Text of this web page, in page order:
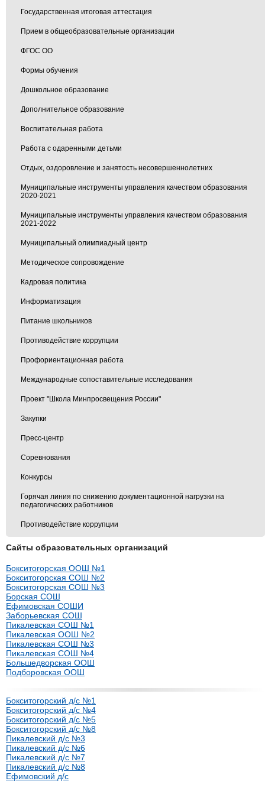
Государственная итоговая аттестация
Прием в общеобразовательные организации
ФГОС ОО
Формы обучения
Дошкольное образование
Дополнительное образование
Воспитательная работа
Работа с одаренными детьми
Отдых, оздоровление и занятость несовершеннолетних
Муниципальные инструменты управления качеством образования
2020-2021
Муниципальные инструменты управления качеством образования
2021-2022
Муниципальный олимпиадный центр
Методическое сопровождение
Кадровая политика
Информатизация
Питание школьников
Противодействие коррупции
Профориентационная работа
Международные сопоставительные исследования
Проект "Школа Минпросвещения России"
Закупки
Пресс-центр
Соревнования
Конкурсы
Горячая линия по снижению документационной нагрузки на
педагогических работников
Противодействие коррупции
Сайты образовательных организаций
Бокситогорская ООШ №1
Бокситогорская СОШ №2
Бокситогорская СОШ №3
Борская СОШ
Ефимовская СОШИ
Заборьевская СОШ
Пикалевская СОШ №1
Пикалевская ООШ №2
Пикалевская СОШ №3
Пикалевская СОШ №4
Большедворская ООШ
Подборовская ООШ
Бокситогорский д/с №1
Бокситогорский д/с №4
Бокситогорский д/с №5
Бокситогорский д/с №8
Пикалевский д/с №3
Пикалевский д/с №6
Пикалевский д/с №7
Пикалевский д/с №8
Ефимовский д/с